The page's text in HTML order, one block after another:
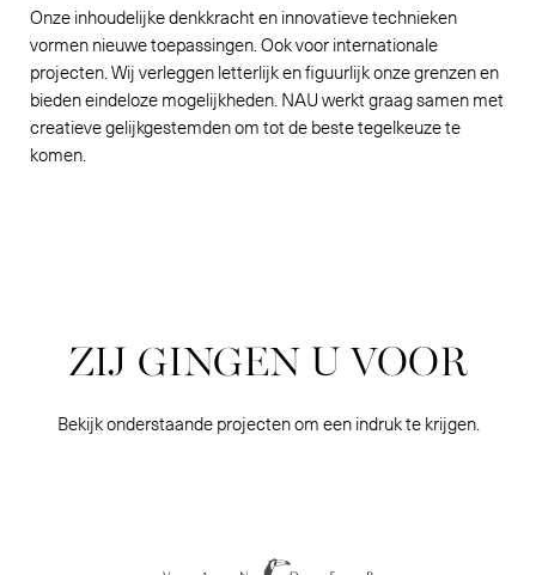
Onze inhoudelijke denkkracht en innovatieve technieken
vormen nieuwe toepassingen. Ook voor internationale
projecten. Wij verleggen letterlijk en figuurlijk onze grenzen en
bieden eindeloze mogelijkheden. NAU werkt graag samen met
creatieve gelijkgestemden om tot de beste tegelkeuze te
komen.
ZIJ GINGEN U VOOR
Bekijk onderstaande projecten om een indruk te krijgen.